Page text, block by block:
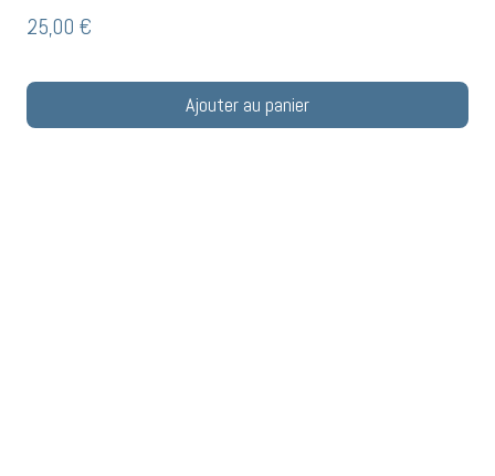
25,00 €
Ajouter au panier